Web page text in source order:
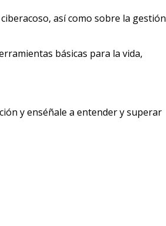
así como sobre la gestión
básicas para la vida,
y enséñale a entender y superar